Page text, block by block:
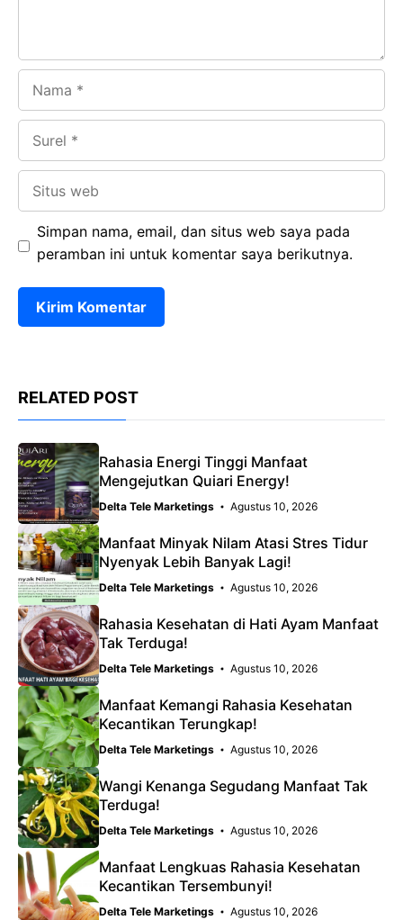
Simpan nama, email, dan situs web saya pada
peramban ini untuk komentar saya berikutnya.
RELATED POST
Rahasia Energi Tinggi Manfaat
Mengejutkan Quiari Energy!
Delta Tele Marketings Agustus 10, 2026
Manfaat Minyak Nilam Atasi Stres Tidur
Nyenyak Lebih Banyak Lagi!
Delta Tele Marketings Agustus 10, 2026
Rahasia Kesehatan di Hati Ayam Manfaat
Tak Terduga!
Delta Tele Marketings Agustus 10, 2026
Manfaat Kemangi Rahasia Kesehatan
Kecantikan Terungkap!
Delta Tele Marketings Agustus 10, 2026
Wangi Kenanga Segudang Manfaat Tak
Terduga!
Delta Tele Marketings Agustus 10, 2026
Manfaat Lengkuas Rahasia Kesehatan
Kecantikan Tersembunyi!
Delta Tele Marketings Agustus 10, 2026